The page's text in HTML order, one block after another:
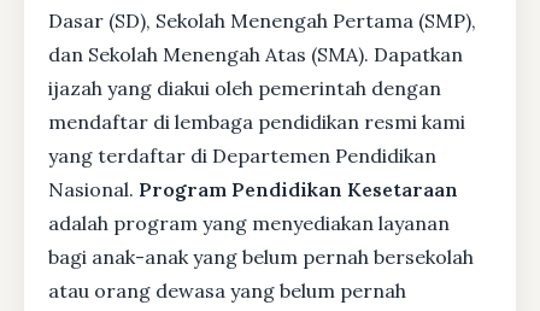
Dasar (SD), Sekolah Menengah Pertama (SMP),
dan Sekolah Menengah Atas (SMA). Dapatkan
ijazah yang diakui oleh pemerintah dengan
mendaftar di lembaga pendidikan resmi kami
yang terdaftar di Departemen Pendidikan
Nasional. Program Pendidikan Kesetaraan
adalah program yang menyediakan layanan
bagi anak-anak yang belum pernah bersekolah
atau orang dewasa yang belum pernah